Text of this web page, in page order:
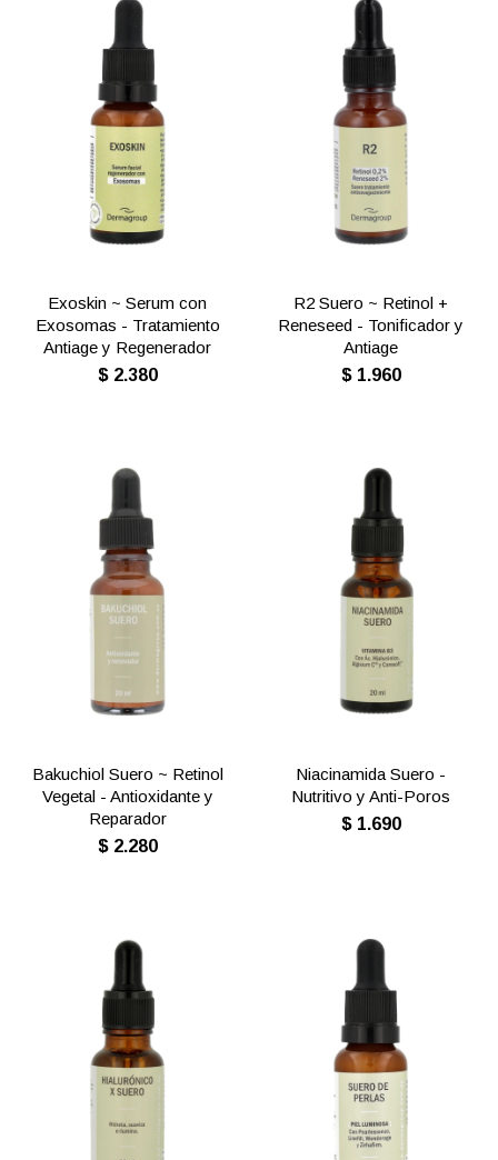
Exoskin ~ Serum con
Exosomas - Tratamiento
Antiage y Regenerador
$ 2.380
R2 Suero ~ Retinol +
Reneseed - Tonificador y
Antiage
$ 1.960
Bakuchiol Suero ~ Retinol
Vegetal - Antioxidante y
Reparador
$ 2.280
Niacinamida Suero -
Nutritivo y Anti-Poros
$ 1.690